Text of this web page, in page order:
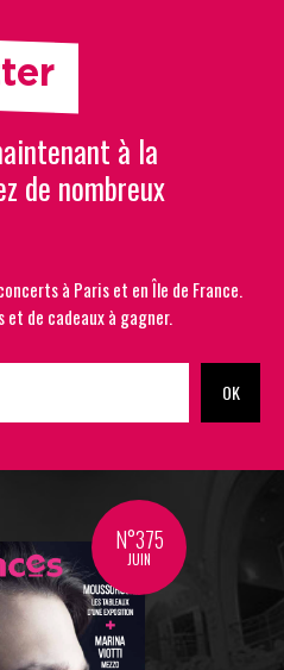
à la
de nombreux
à Paris et en Île de France.
et de cadeaux à gagner.
OK
N°375
JUIN